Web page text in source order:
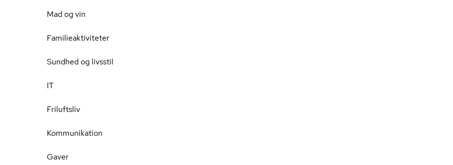
Mad og vin
Familieaktiviteter
Sundhed og livsstil
IT
Friluftsliv
Kommunikation
Gaver